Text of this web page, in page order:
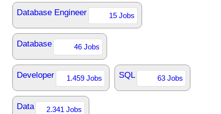
Database Engineer 15 Jobs
Database 46 Jobs
Developer 1.459 Jobs SQL 63 Jobs
Data 2.341 Jobs